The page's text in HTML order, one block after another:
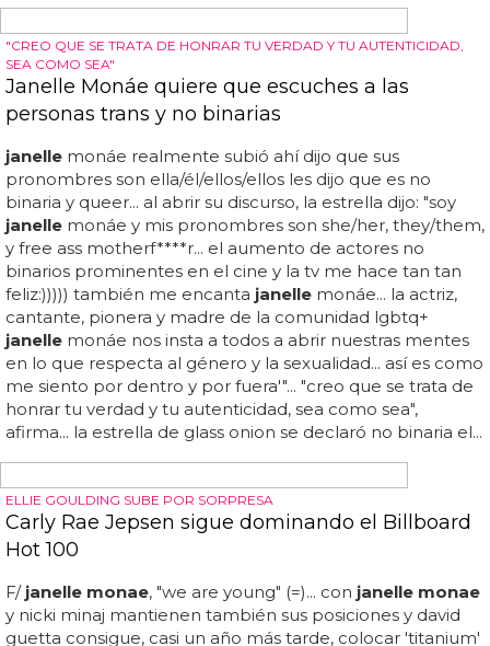
DIVAS DE SUPER BOWL
Madonna, en el anuncio de Pepsi de la Super
Bowl 2016
¿qué te parece? ¿cuándo actuará janelle monáe en la
super bowl?... el anuncio de pepsi lo protagoniza la
fantástica janellemonáe, haciendo un viaje a través del
tiempo en tan solo 39 segundos... vídeo: ¡madonna en el
anuncio de pepsi para la super bowl 2016!... en la
actuación del intermedio tendremos en esta ocasión a
beyoncé ¿y rihanna? con coldplay en la super bowl 2016...
empieza bailando 'do you love me' de the contours en
madonna de 'express yourself' para recordarnos la
década de los 80 y termina en una discoteca en la